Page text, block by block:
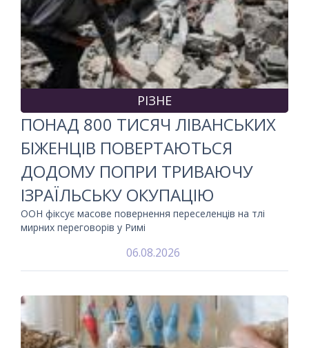
РІЗНЕ
ПОНАД 800 ТИСЯЧ ЛІВАНСЬКИХ
БІЖЕНЦІВ ПОВЕРТАЮТЬСЯ
ДОДОМУ ПОПРИ ТРИВАЮЧУ
ІЗРАЇЛЬСЬКУ ОКУПАЦІЮ
ООН фіксує масове повернення переселенців на тлі
мирних переговорів у Римі
06.08.2026